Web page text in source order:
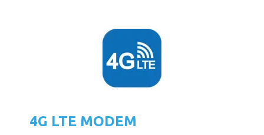
4G LTE MODEM